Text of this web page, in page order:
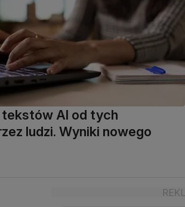
tekstów AI od tych
ludzi. Wyniki nowego